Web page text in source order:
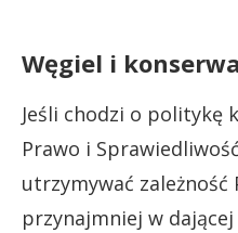
Węgiel i
Jeśli chodzi o politykę
Prawo i
utrzymywać zależność
przynajmniej w